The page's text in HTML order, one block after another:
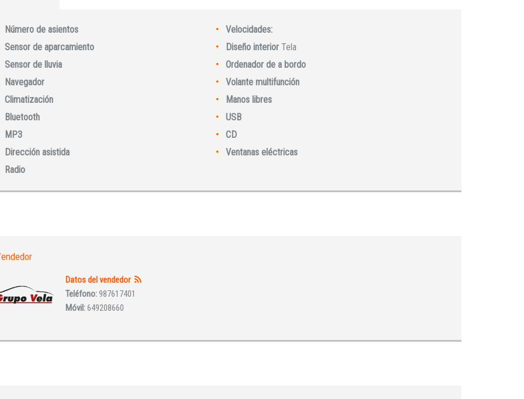
INICIAR SESIÓN
Número de asientos
Velocidades:
Sensor de aparcamiento
Diseño interior Tela
Sensor de lluvia
Ordenador de a bordo
Navegador
Volante multifunción
Climatización
Manos libres
Bluetooth
USB
MP3
CD
Dirección asistida
Ventanas eléctricas
Radio
Datos del vendedor
Teléfono:987617401
Móvil:649208660